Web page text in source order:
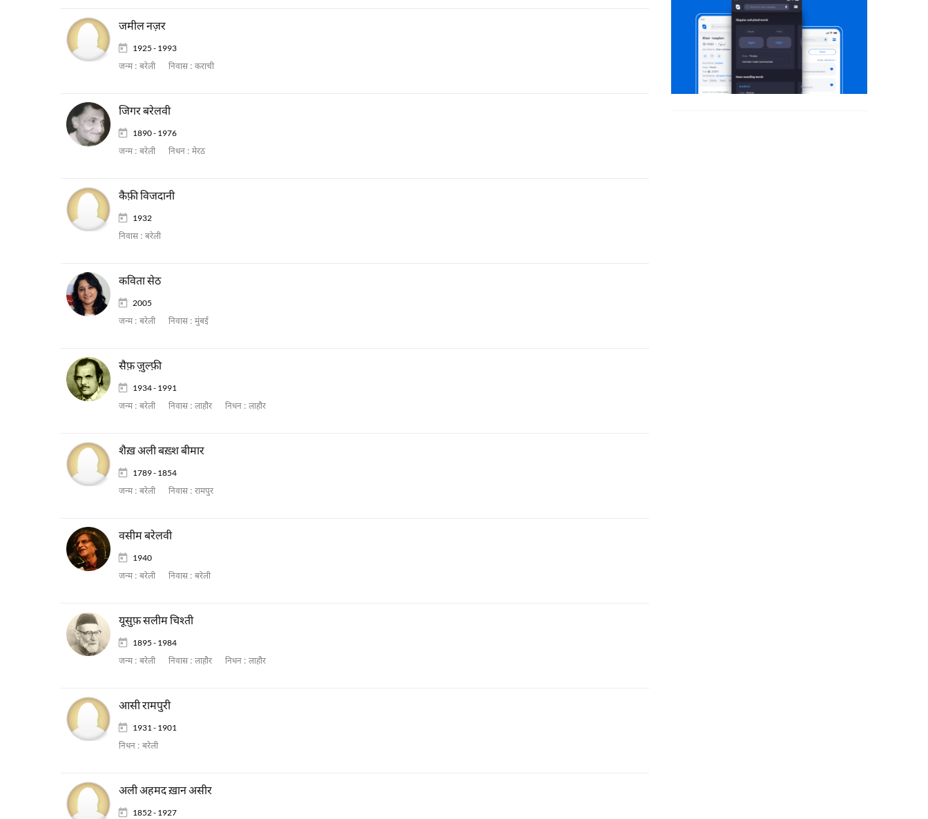
जमील नज़र
1925 - 1993
जन्म : बरेली निवास : कराची
जिगर बरेलवी
1890 - 1976
जन्म : बरेली निधन : मेरठ
कैफ़ी विजदानी
1932
निवास : बरेली
कविता सेठ
2005
जन्म : बरेली निवास : मुंबई
सैफ़ ज़ुल्फ़ी
1934 - 1991
जन्म : बरेली निवास : लाहौर निधन : लाहौर
शैख़ अली बख़्श बीमार
1789 - 1854
जन्म : बरेली निवास : रामपुर
वसीम बरेलवी
1940
जन्म : बरेली निवास : बरेली
यूसुफ़ सलीम चिश्ती
1895 - 1984
जन्म : बरेली निवास : लाहौर निधन : लाहौर
आसी रामपुरी
1931 - 1901
निधन : बरेली
अली अहमद ख़ान असीर
1852 - 1927